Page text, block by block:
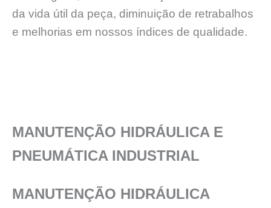
da vida útil da peça, diminuição de retrabalhos
e melhorias em nossos índices de qualidade.
MANUTENÇÃO HIDRÁULICA E
PNEUMÁTICA INDUSTRIAL
MANUTENÇÃO HIDRÁULICA